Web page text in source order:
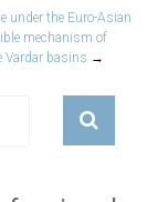
under the Euro-Asian
mechanism of
Vardar basins →